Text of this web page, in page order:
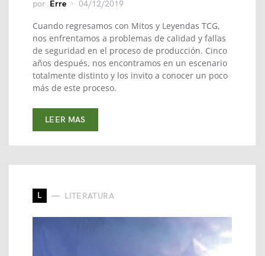
por Erre 04/12/2019
Cuando regresamos con Mitos y Leyendas TCG,
nos enfrentamos a problemas de calidad y fallas
de seguridad en el proceso de producción. Cinco
años después, nos encontramos en un escenario
totalmente distinto y los invito a conocer un poco
más de este proceso.
LEER MAS
L LITERATURA